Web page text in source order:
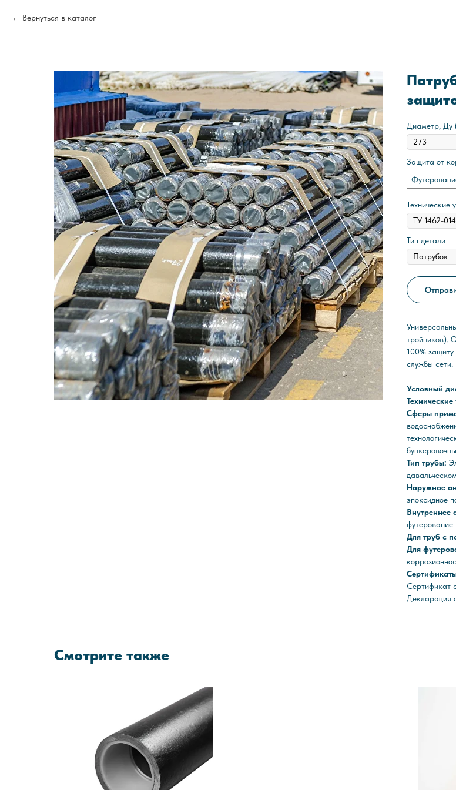
Вернуться в каталог
Диаметр, Ду
Защита от
Технические
Тип детали
тройников).
100%
службы сети.
Условный
Технические
Сферы
Тип трубы:
Наружное
эпоксидное
Внутреннее
Для труб с
Для
Сертификат
Декларация
Смотрите также